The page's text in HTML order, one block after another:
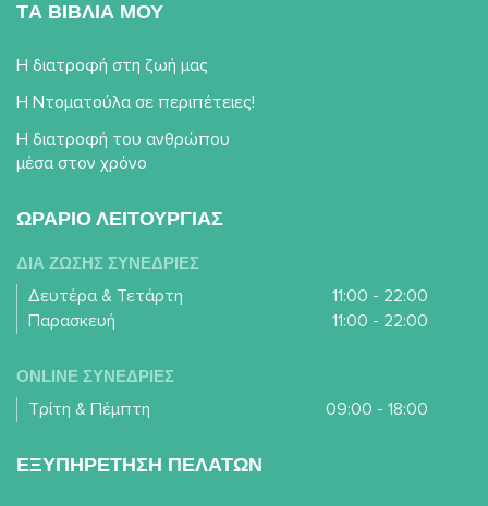
TΑ ΒΙΒΛΙΑ ΜΟΥ
Η διατροφή στη ζωή μας
Η Ντοματούλα σε περιπέτειες!
Η διατροφή του ανθρώπου
μέσα στον χρόνο
ΩΡΑΡΙΟ ΛΕΙΤΟΥΡΓΙΑΣ
ΔΙΑ ΖΩΣΗΣ ΣΥΝΕΔΡΙΕΣ
Δευτέρα & Τετάρτη
11:00 - 22:00
Παρασκευή
11:00 - 22:00
ONLINE ΣΥΝΕΔΡΙΕΣ
Τρίτη & Πέμπτη 09:00 - 18:00
ΕΞΥΠΗΡΕΤΗΣΗ ΠΕΛΑΤΩΝ